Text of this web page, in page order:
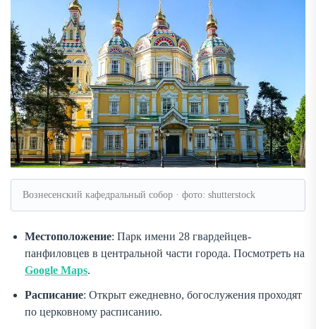
Вознесенский кафедральный собор · фото: shutterstock
Местоположение: Парк имени 28 гвардейцев-
панфиловцев в центральной части города. Посмотреть на
Google Maps.
Расписание: Открыт ежедневно, богослужения проходят
по церковному расписанию.